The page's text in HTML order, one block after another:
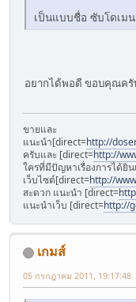
เป็นแบบชื่อ ซับโดเม
อยากได้พอดี ขอบคุณครั
ขายและ
แนะนำ[direct=http://
ครับและ [direct=http://
ใครที่มีปัญหาเรื่องการได้ยิ
เว็บไซต์[direct=http://
สะดวก แนะนำ [direct=
แนะนำเว็บ [direct=http://
เกมส์
05 กรกฎาคม 2011, 19:17:48